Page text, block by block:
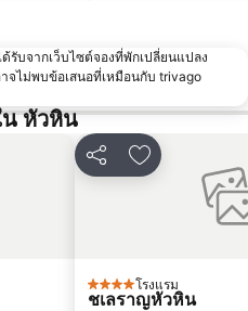
รับจากเว็บไซต์จองที่พักเปลี่ยนแปลง
ไม่พบข้อเสนอที่เหมือนกับ trivago
หัวหิน
แชร์ เพิ่มในรายกา
4 ดาว โรงแรม
ชเลราญหัวหิน